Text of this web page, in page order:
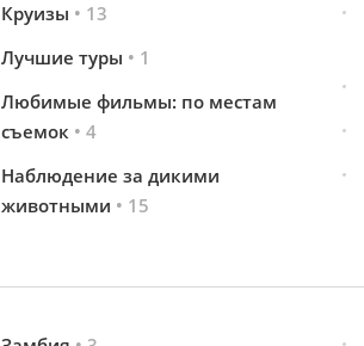
Круизы • 13
Лучшие туры • 1
Любимые фильмы: по местам
съемок • 4
Наблюдение за дикими
животными • 15